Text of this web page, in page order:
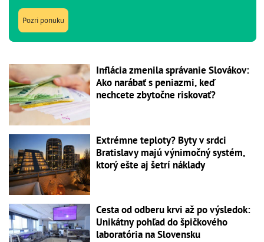
Pozri ponuku
Inflácia zmenila správanie Slovákov:
Ako narábať s peniazmi, keď
nechcete zbytočne riskovať?
Extrémne teploty? Byty v srdci
Bratislavy majú výnimočný systém,
ktorý ešte aj šetrí náklady
Cesta od odberu krvi až po výsledok:
Unikátny pohľad do špičkového
laboratória na Slovensku